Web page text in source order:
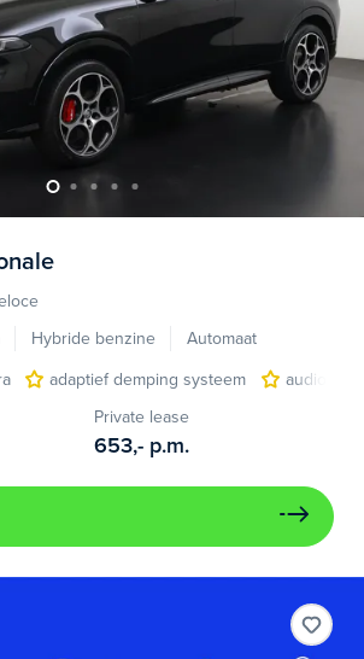
Hybride benzine
Automaat
adaptief demping systeem
audio
Private lease
653,- p.m.